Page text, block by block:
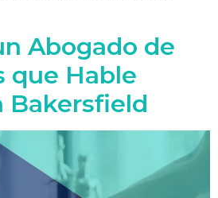
Abogado de
que Hable
Bakersfield